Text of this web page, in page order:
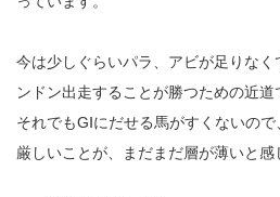
今は少しぐらいパラ、アビが足りな
ンドン出走することが勝つための近道
それでもGⅠにだせる馬がすくないの
厳しいことが、まだまだ層が薄いと感